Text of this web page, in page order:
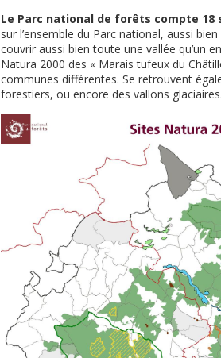
Le Parc national de forêts compte 18
sur l’ensemble du Parc national, aussi
couvrir aussi bien toute une vallée qu’un
Natura 2000 des « Marais tufeux du
communes différentes. Se retrouvent
forestiers, ou encore des vallons glaciaires.